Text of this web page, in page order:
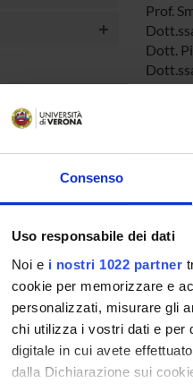
Consenso
Uso responsabile dei dati
Noi e i nostri 1022 partner
cookie per memorizzare e
personalizzati, misurare gli
chi utilizza i vostri dati e per
digitale in cui avete
dalla Dichiarazione sui
Prof.
Dott.
Dott.
affetti